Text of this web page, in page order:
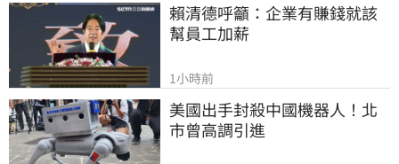
賴清德呼籲：企業有賺錢就該
幫員工加薪
1小時前
美國出手封殺中國機器人！北
市曾高調引進